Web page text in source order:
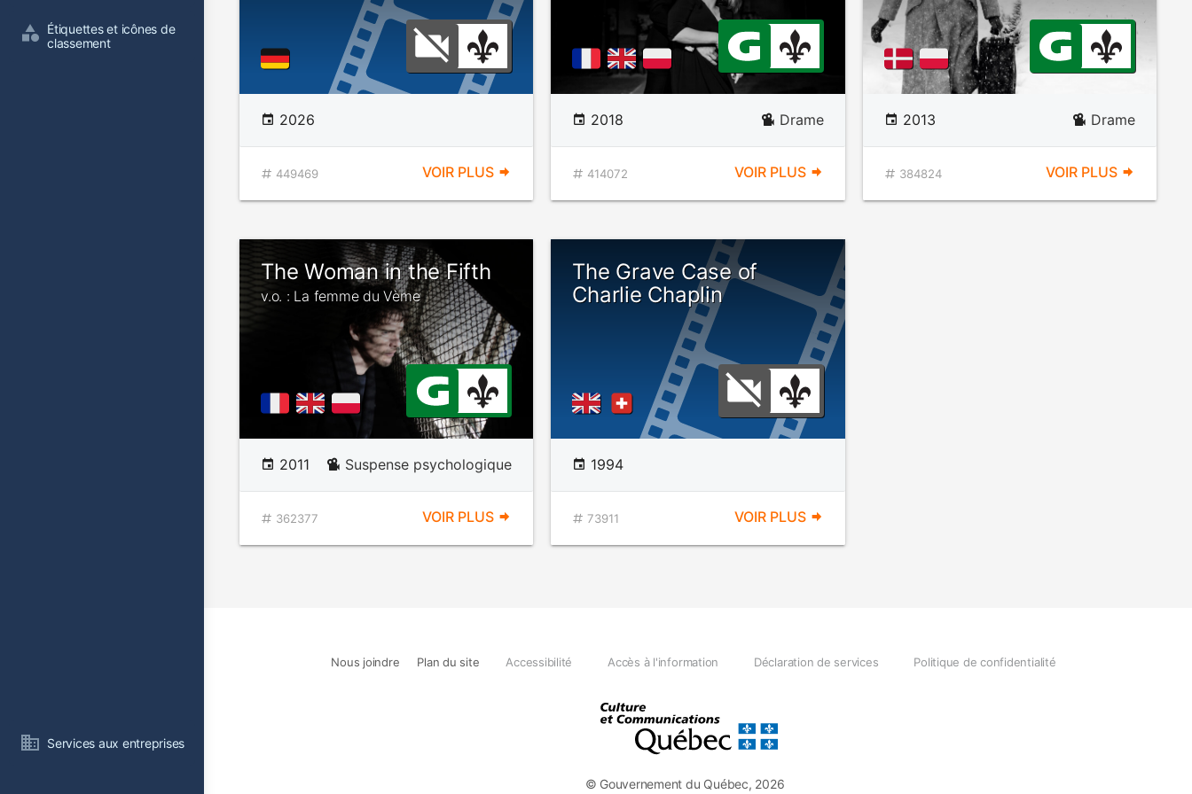
Étiquettes et icônes de
classement
Services aux entreprises
2026
449469 VOIR PLUS
2018 Drame
414072 VOIR PLUS
2013 Drame
384824 VOIR PLUS
The Woman in the Fifth
v.o. : La femme du Vème
2011 Suspense psychologique
362377 VOIR PLUS
The Grave Case of
Charlie Chaplin
1994
73911 VOIR PLUS
© Gouvernement du Québec, 2026
Nous joindre Plan du site Accessibilité Accès à l'information Déclaration de services Politique de confidentialité